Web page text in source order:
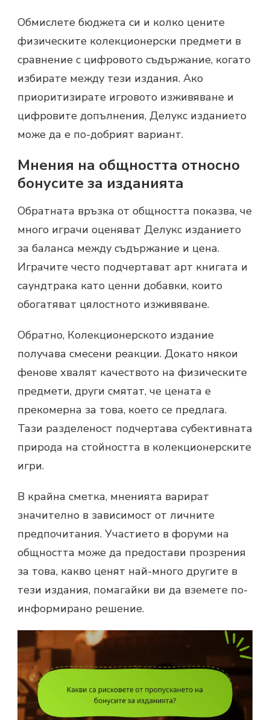
Обмислете бюджета си и колко цените
физическите колекционерски предмети в
сравнение с цифровото съдържание, когато
избирате между тези издания. Ако
приоритизирате игровото изживяване и
цифровите допълнения, Делукс изданието
може да е по-добрият вариант.
Мнения на общността относно
бонусите за изданията
Обратната връзка от общността показва, че
много играчи оценяват Делукс изданието
за баланса между съдържание и цена.
Играчите често подчертават арт книгата и
саундтрака като ценни добавки, които
обогатяват цялостното изживяване.
Обратно, Колекционерското издание
получава смесени реакции. Докато някои
фенове хвалят качеството на физическите
предмети, други смятат, че цената е
прекомерна за това, което се предлага.
Тази разделеност подчертава субективната
природа на стойността в колекционерските
игри.
В крайна сметка, мненията варират
значително в зависимост от личните
предпочитания. Участието в форуми на
общността може да предостави прозрения
за това, какво ценят най-много другите в
тези издания, помагайки ви да вземете по-
информирано решение.